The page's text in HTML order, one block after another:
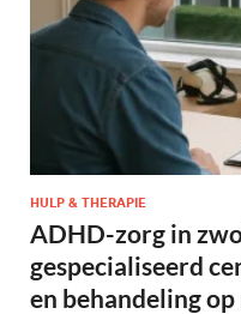
HULP & THERAPIE
ADHD-zorg in
gespecialiseerd
en behandeling